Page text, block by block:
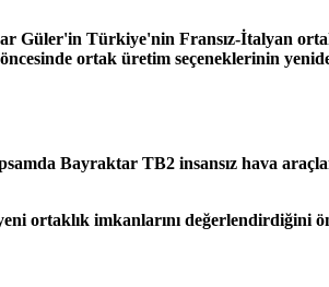
Güler'in Türkiye'nin Fransız-İtalyan
ortak üretim seçeneklerinin
Bayraktar TB2 insansız hava
ortaklık imkanlarını değerlendirdiğini